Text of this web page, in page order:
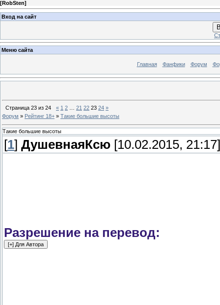
[RobSten]
Вход на сайт
Меню сайта
Главная Фанфики Форум
Страница 23 из 24 « 1 2 21 22 23 24 »
Форум » Рейтинг 18+ » Такие большие высоты
Такие большие высоты
[1] ДушевнаяКсю [10.02.2015, 21:17]
Разрешение на перевод: